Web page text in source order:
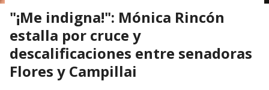
"¡Me indigna!": Mónica Rincón
estalla por cruce y
descalificaciones entre senadoras
Flores y Campillai